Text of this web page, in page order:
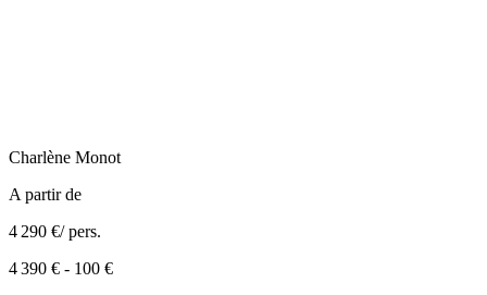
Charlène Monot
A partir de
4 290 €/ pers.
4 390 € - 100 €